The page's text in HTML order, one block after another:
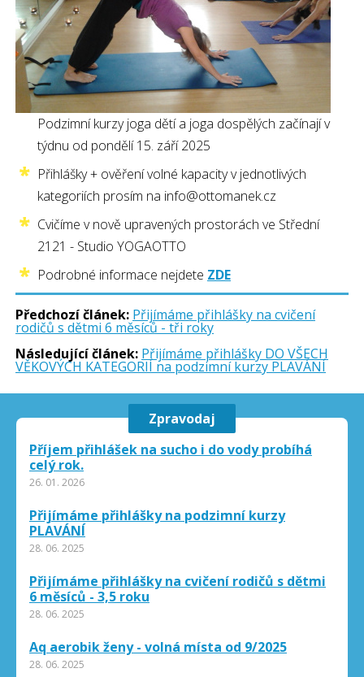
Podzimní kurzy joga dětí a joga dospělých začínají v
týdnu od pondělí 15. září 2025
Přihlášky + ověření volné kapacity v jednotlivých
kategoriích prosím na info@ottomanek.cz
Cvičíme v nově upravených prostorách ve Střední
2121 - Studio YOGAOTTO
Podrobné informace nejdete ZDE
Předchozí článek: Přijímáme přihlášky na cvičení
rodičů s dětmi 6 měsíců - tři roky
Následující článek: Přijímáme přihlášky DO VŠECH
VĚKOVÝCH KATEGORIÍ na podzimní kurzy PLAVÁNÍ
Zpravodaj
Příjem přihlášek na sucho i do vody probíhá
celý rok.
26. 01. 2026
Přijímáme přihlášky na podzimní kurzy
PLAVÁNÍ
28. 06. 2025
Přijímáme přihlášky na cvičení rodičů s dětmi
6 měsíců - 3,5 roku
28. 06. 2025
Aq aerobik ženy - volná místa od 9/2025
28. 06. 2025